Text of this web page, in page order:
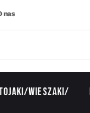
nas
Wieszaki/